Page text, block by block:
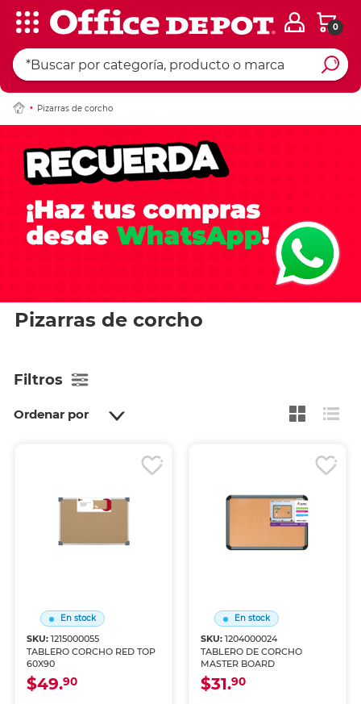
0
Pizarras de corcho
Pizarras de corcho
Filtros
Ordenar por
En stock
SKU:1215000055
TABLERO CORCHO RED TOP
60X90
$49.90
En stock
SKU: 1204000024
TABLERO DE CORCHO
MASTER BOARD
$31.90